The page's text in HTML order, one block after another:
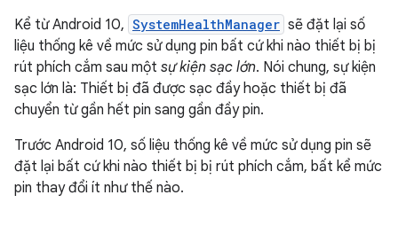
Kể từ Android 10, SystemHealthManager sẽ đặt lại số
liệu thống kê về mức sử dụng pin bất cứ khi nào thiết bị bị
rút phích cắm sau một sự kiện sạc lớn. Nói chung, sự kiện
sạc lớn là: Thiết bị đã được sạc đầy hoặc thiết bị đã
chuyển từ gần hết pin sang gần đầy pin.
Trước Android 10, số liệu thống kê về mức sử dụng pin sẽ
đặt lại bất cứ khi nào thiết bị bị rút phích cắm, bất kể mức
pin thay đổi ít như thế nào.